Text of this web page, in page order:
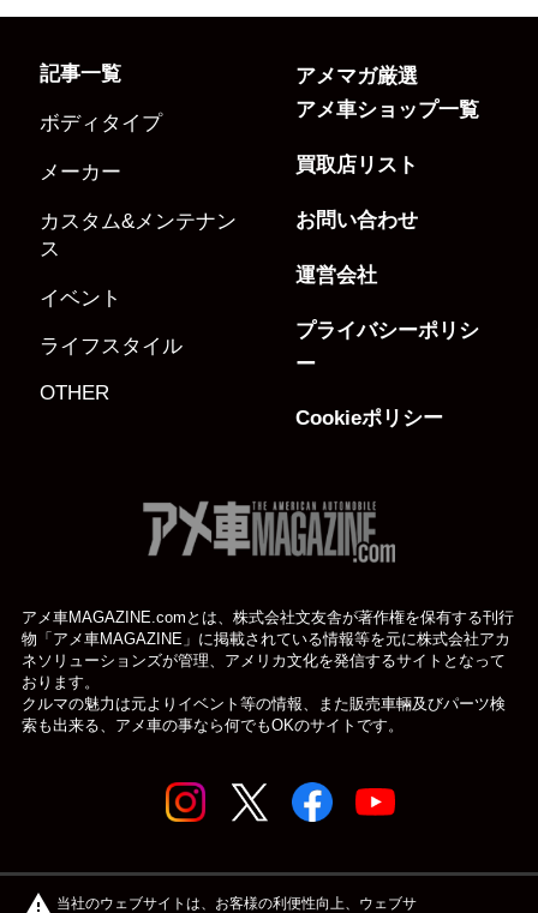
記事一覧
ボディタイプ
メーカー
カスタム&メンテナン
ス
イベント
ライフスタイル
OTHER
アメマガ厳選
アメ車ショップ一覧
買取店リスト
お問い合わせ
運営会社
プライバシーポリシ
ー
Cookieポリシー
アメ車MAGAZINE.comとは、株式会社文友舎が著作権を保有する刊行
物「アメ車MAGAZINE」に掲載されている情報等を元に株式会社アカ
ネソリューションズが管理、アメリカ文化を発信するサイトとなって
おります。
クルマの魅力は元よりイベント等の情報、また販売車輛及びパーツ検
索も出来る、アメ車の事なら何でもOKのサイトです。
© アメ車のWEBマガジン アメ車マガジン公式WEBサイト
warning 当社のウェブサイトは、お客様の利便性向上、ウェブサ